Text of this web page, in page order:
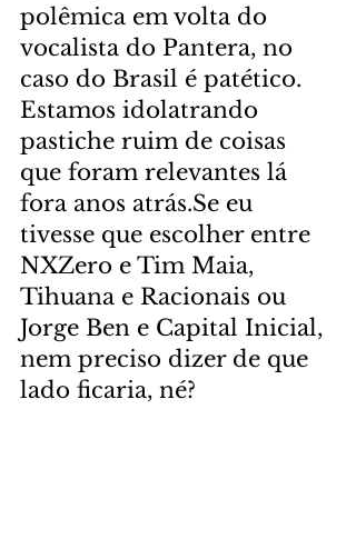
polêmica em volta do
vocalista do Pantera, no
caso do Brasil é patético.
Estamos idolatrando
pastiche ruim de coisas
que foram relevantes lá
fora anos atrás.Se eu
tivesse que escolher entre
NXZero e Tim Maia,
Tihuana e Racionais ou
Jorge Ben e Capital Inicial,
nem preciso dizer de que
lado ficaria, né?